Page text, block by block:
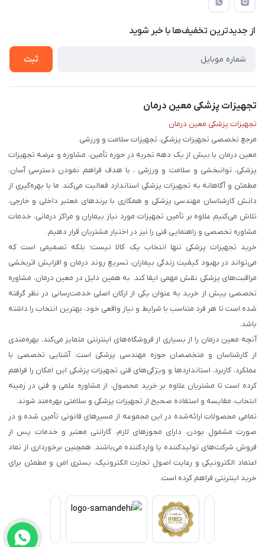
لیست محصولات
درباره ما
قوانین و مقررات
حریم خصوصی
از جدید‌ترین تخفیف‌ها با‌ خبر شوید
ثبت
تجهیزات پزشکی معین درمان
تجهیزات پزشکی معین درمان
مرجع تخصصی تجهیزات پزشکی، تجهیزات سلامت و ورزشی
معین درمان با بیش از یک دهه تجربه در حوزه تأمین، مشاوره و عرضه تجهیزات
پزشکی، توانبخشی و سلامت و ورزشی ، با هدف فراهم نمودن دسترسی آسان،
مطمئن و آگاهانه به تجهیزات پزشکی استاندارد فعالیت می‌کند. ما با بهره‌گیری از
دانش کارشناسان مهندسی پزشکی و همکاری با برندهای معتبر داخلی و خارجی،
تلاش می‌کنیم علاوه بر تأمین تجهیزات مورد نیاز بیماران و مراکز درمانی، خدمات
مشاوره تخصصی و راهنمایی فنی را نیز در اختیار مشتریان قرار دهیم.
خرید تجهیزات پزشکی تنها انتخاب یک کالا نیست؛ بلکه تصمیمی است که
می‌تواند در بهبود کیفیت زندگی بیماران، تسریع روند درمان و افزایش اثربخشی
مراقبت‌های پزشکی نقش مهمی ایفا کند. به همین دلیل در معین درمان، مشاوره
تخصصی پیش از خرید به عنوان یکی از ارکان اصلی خدمت‌رسانی در نظر گرفته
شده است تا هر فرد متناسب با شرایط و نیاز واقعی خود، بهترین انتخاب را داشته
باشد.
آنچه معین درمان را از بسیاری از فروشگاه‌های اینترنتی متمایز می‌کند، بهره‌مندی
از کارشناسان و متخصصان حوزه مهندسی پزشکی است. آشنایی تخصصی با
عملکرد، کاربرد، استانداردها و ویژگی‌های فنی تجهیزات پزشکی این امکان را فراهم
کرده است تا مشتریان علاوه بر خرید محصول، از مشاوره علمی و فنی در زمینه
انتخاب، مقایسه و استفاده صحیح از تجهیزات پزشکی و سلامتی بهره‌مند شوند.
تمامی محصولات ارائه‌شده در این مجموعه از مسیرهای قانونی تأمین شده و در
صورت مشمول بودن، دارای مجوزهای لازم، گارانتی معتبر و خدمات پس از
فروش شرکت‌های تولیدکننده یا واردکننده می‌باشند. همچنین برخورداری از نماد
اعتماد الکترونیکی و رعایت اصول تجارت الکترونیک، بستری امن و مطمئن برای
خرید اینترنتی فراهم کرده است.